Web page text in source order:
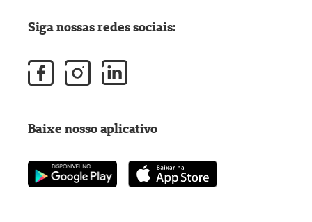
Siga nossas redes sociais:
Baixe nosso aplicativo